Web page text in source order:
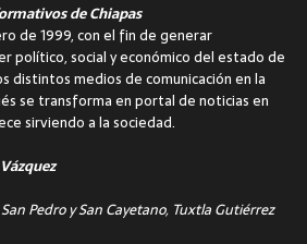
de Chiapas
de 1999, con el fin de generar
político, social y económico del estado de
distintos medios de comunicación en la
se transforma en portal de noticias en
sirviendo a la sociedad.
Pedro y San Cayetano, Tuxtla Gutiérrez